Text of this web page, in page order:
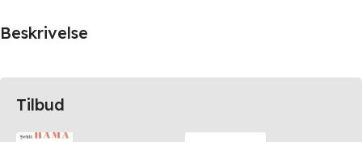
Beskrivelse
Tilbud